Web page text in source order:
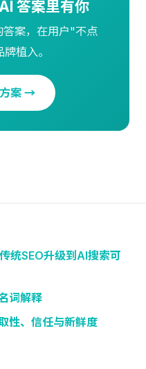
答案里有你
案，在用户"不点
植入。
案 →
统SEO升级到AI搜索可
词解释
性、信任与新鲜度